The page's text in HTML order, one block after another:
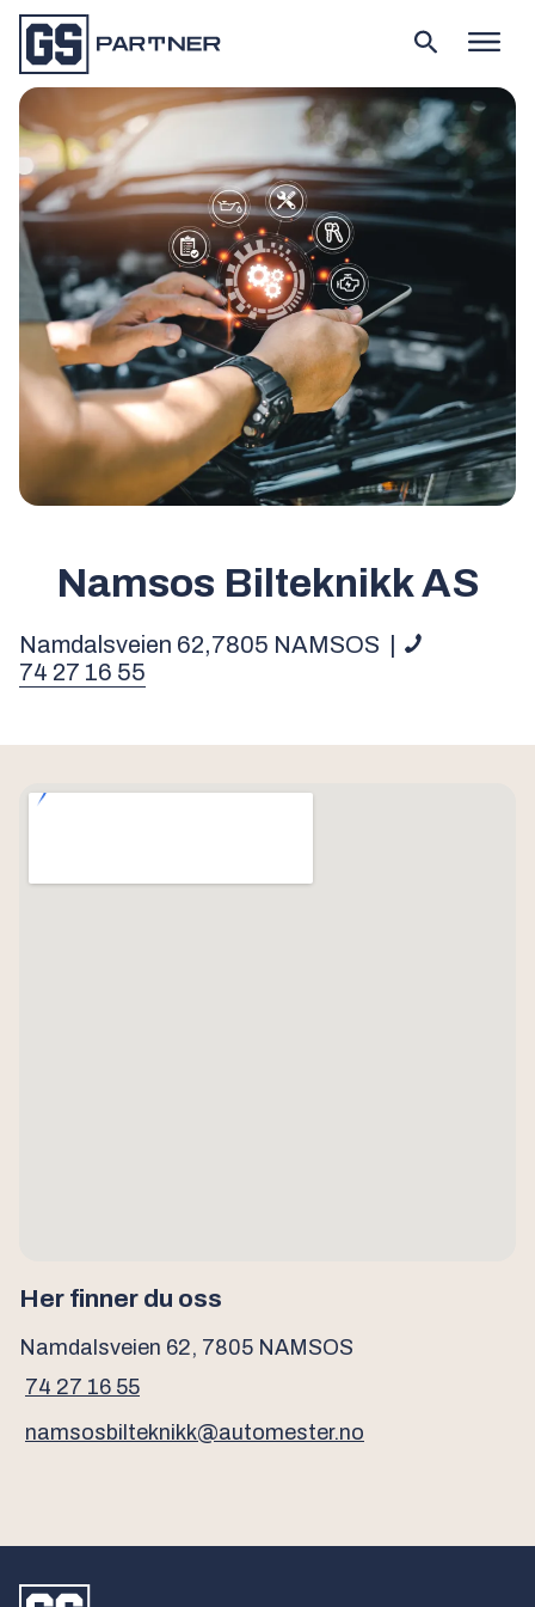
Namsos Bilteknikk AS
Namdalsveien 62,7805 NAMSOS
74 27 16 55
Her finner du oss
Namdalsveien 62, 7805 NAMSOS
74 27 16 55
namsosbilteknikk@automester.no